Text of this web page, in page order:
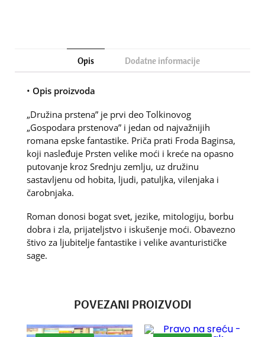
Opis Dodatne informacije
• Opis proizvoda
„Družina prstena” je prvi deo Tolkinovog
„Gospodara prstenova” i jedan od najvažnijih
romana epske fantastike. Priča prati Froda Baginsa,
koji nasleđuje Prsten velike moći i kreće na opasno
putovanje kroz Srednju zemlju, uz družinu
sastavljenu od hobita, ljudi, patuljka, vilenjaka i
čarobnjaka.
Roman donosi bogat svet, jezike, mitologiju, borbu
dobra i zla, prijateljstvo i iskušenje moći. Obavezno
štivo za ljubitelje fantastike i velike avanturističke
sage.
POVEZANI PROIZVODI